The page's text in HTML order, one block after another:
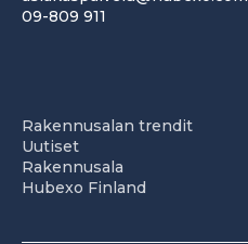
09-809 911
Rakennusalan trendit
Uutiset
Rakennusala
Hubexo Finland